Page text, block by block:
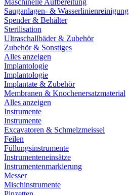
Maschinelle Aufbereitung
Sauganlagen- & Wasserlinienreinigung
Spender & Behälter
Sterilisation
Ultraschallbäder & Zubehör
Zubehör & Sonstiges
Alles anzeigen
Implantologie
Implantologie
Implantate & Zubehör
Membranen & Knochenersatzmaterial
Alles anzeigen
Instrumente
Instrumente
Excavatoren & Schmelzmeissel
Feilen
Füllungsinstrumente
Instrumenteneinsätze
Instrumentenmarkierung
Messer
Mischinstrumente